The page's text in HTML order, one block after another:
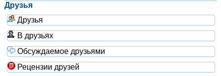
Друзья
Друзья
В друзьях
Обсуждаемое друзьями
Рецензии друзей